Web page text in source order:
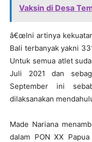
Vaksin di Desa
â€œIni artinya
Bali terbanyak yakni
Untuk semua atlet
Juli 2021 dan
September ini
dilaksanakan
Made Nariana
dalam PON XX